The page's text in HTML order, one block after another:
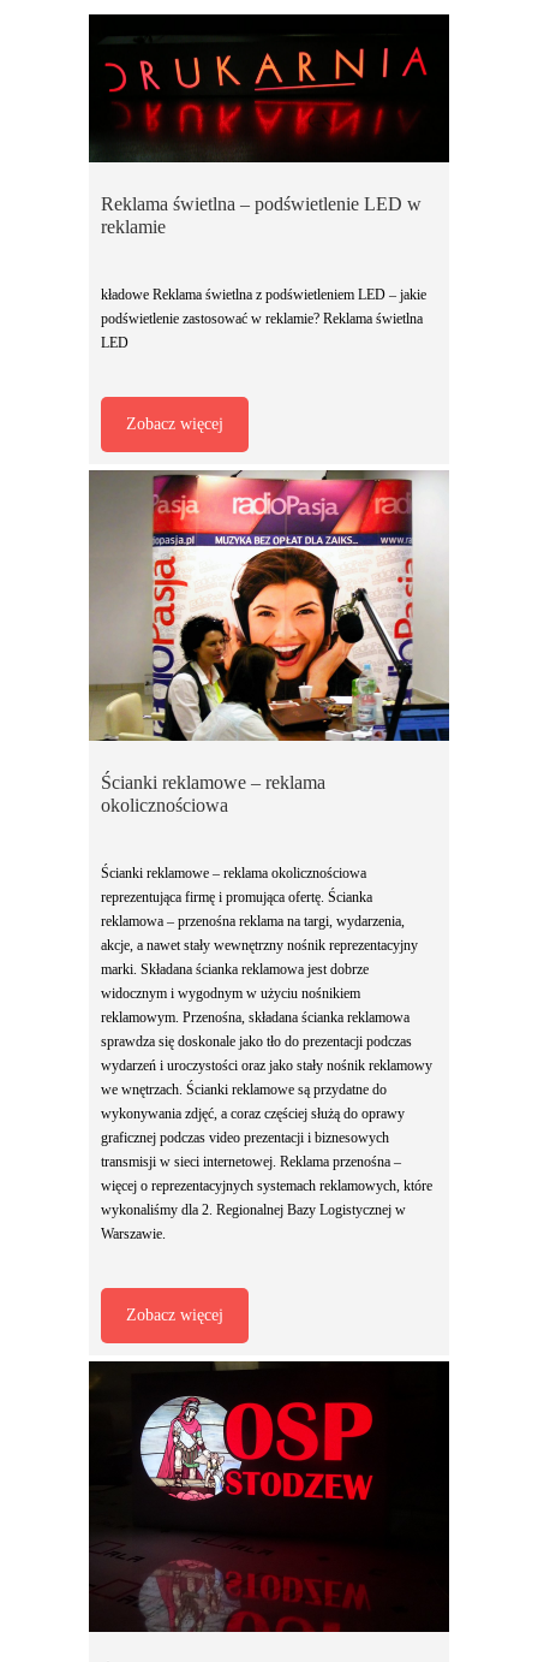
Reklama świetlna – podświetlenie LED w
reklamie
kładowe Reklama świetlna z podświetleniem LED – jakie
podświetlenie zastosować w reklamie? Reklama świetlna
LED
Zobacz więcej
Ścianki reklamowe – reklama
okolicznościowa
Ścianki reklamowe – reklama okolicznościowa
reprezentująca firmę i promująca ofertę. Ścianka
reklamowa – przenośna reklama na targi, wydarzenia,
akcje, a nawet stały wewnętrzny nośnik reprezentacyjny
marki. Składana ścianka reklamowa jest dobrze
widocznym i wygodnym w użyciu nośnikiem
reklamowym. Przenośna, składana ścianka reklamowa
sprawdza się doskonale jako tło do prezentacji podczas
wydarzeń i uroczystości oraz jako stały nośnik reklamowy
we wnętrzach. Ścianki reklamowe są przydatne do
wykonywania zdjęć, a coraz częściej służą do oprawy
graficznej podczas video prezentacji i biznesowych
transmisji w sieci internetowej. Reklama przenośna –
więcej o reprezentacyjnych systemach reklamowych, które
wykonaliśmy dla 2. Regionalnej Bazy Logistycznej w
Warszawie.
Zobacz więcej